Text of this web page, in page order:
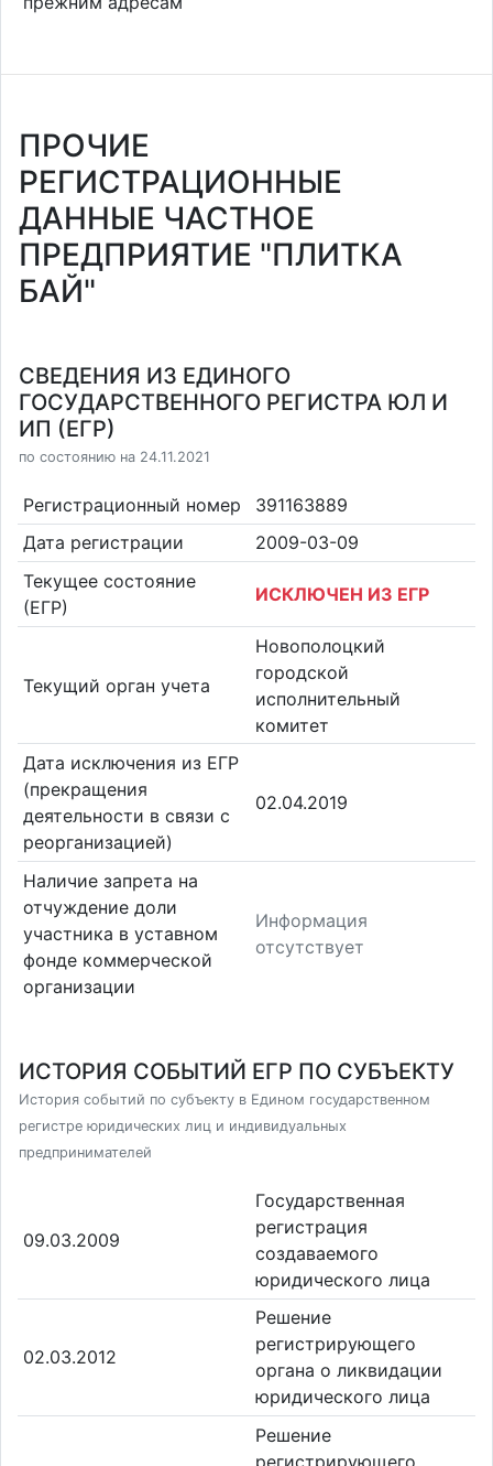
ПРОЧИЕ
РЕГИСТРАЦИОННЫЕ
ДАННЫЕ ЧАСТНОЕ
ПРЕДПРИЯТИЕ "ПЛИТКА
БАЙ"
СВЕДЕНИЯ ИЗ ЕДИНОГО
ГОСУДАРСТВЕННОГО РЕГИСТРА ЮЛ И
ИП (ЕГР)
по состоянию на 24.11.2021
Регистрационный номер
391163889
Дата регистрации
2009-03-09
Текущее состояние
(ЕГР)
ИСКЛЮЧЕН ИЗ ЕГР
Текущий орган учета
Новополоцкий
городской
исполнительный
комитет
Дата исключения из ЕГР
(прекращения
деятельности в связи с
реорганизацией)
02.04.2019
Наличие запрета на
отчуждение доли
участника в уставном
фонде коммерческой
организации
Информация
отсутствует
ИСТОРИЯ СОБЫТИЙ ЕГР ПО СУБЪЕКТУ
История событий по субъекту в Едином государственном
регистре юридических лиц и индивидуальных
предпринимателей
09.03.2009
Государственная
регистрация
создаваемого
юридического лица
02.03.2012
Решение
регистрирующего
органа о ликвидации
юридического лица
Решение
регистрирующего